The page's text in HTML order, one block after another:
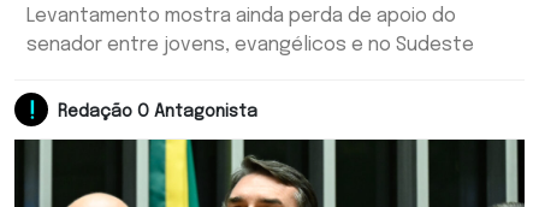
Levantamento mostra ainda perda de apoio do
senador entre jovens, evangélicos e no Sudeste
Redação O Antagonista